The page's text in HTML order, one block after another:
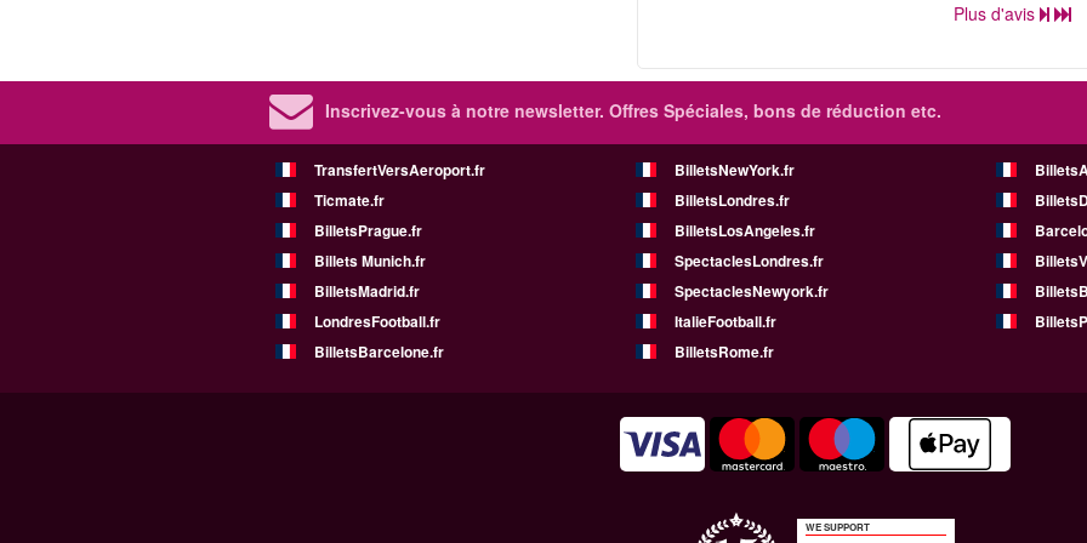
Plus d'avis
Inscrivez-vous à notre newsletter. Offres Spéciales, bons de réduction etc.
TransfertVersAeroport.fr BilletsNewYork.fr
Ticmate.fr
BilletsLondres.fr
BilletsPrague.fr
BilletsLosAngeles.fr
Billets Munich.fr
SpectaclesLondres.fr
BilletsMadrid.fr
SpectaclesNewyork.fr
LondresFootball.fr
ItalieFootball.fr
BilletsBarcelone.fr
BilletsRome.fr
WE SUPPORT